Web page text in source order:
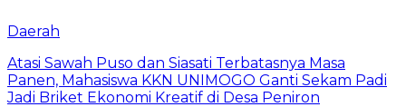
Daerah
Atasi Sawah Puso dan Siasati Terbatasnya Masa
Panen, Mahasiswa KKN UNIMOGO Ganti Sekam Padi
Jadi Briket Ekonomi Kreatif di Desa Peniron